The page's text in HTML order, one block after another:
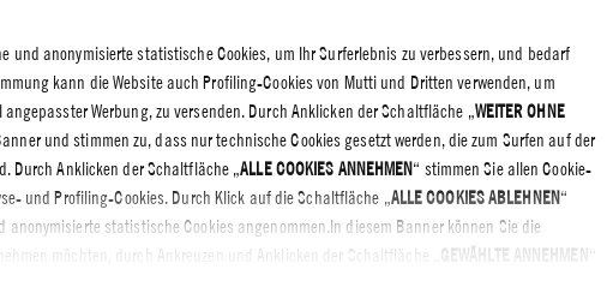
und anonymisierte statistische Cookies, um Ihr Surferlebnis zu verbessern, und bedarf
kann die Website auch Profiling-Cookies von Mutti und Dritten verwenden, um
Werbung, zu versenden. Durch Anklicken der Schaltfläche „WEITER OHNE
und stimmen zu, dass nur technische Cookies gesetzt werden, die zum Surfen auf der
Durch Anklicken der Schaltfläche „ALLE COOKIES ANNEHMEN“ stimmen Sie allen Cookie-
und Profiling-Cookies. Durch Klick auf die Schaltfläche „ALLE COOKIES ABLEHNEN“
anonymisierte statistische Cookies angenommen.In diesem Banner können Sie die
möchten, durch Ankreuzen und Anklicken der Schaltfläche „ GEWÄHLTE ANNEHMEN
&
-
– Cookie